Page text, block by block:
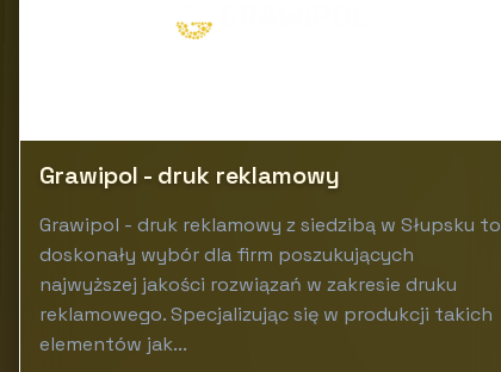
Grawipol - druk reklamowy
Grawipol - druk reklamowy z siedzibą w Słupsku to
doskonały wybór dla firm poszukujących
najwyższej jakości rozwiązań w zakresie druku
reklamowego. Specjalizując się w produkcji takich
elementów jak...